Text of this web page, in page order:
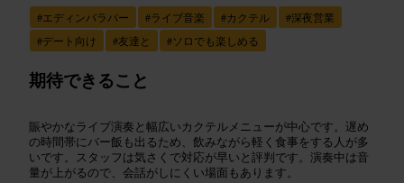
#エディンバラバー #ライブ音楽 #カクテル #深夜営業
#デート向け #友達と #ソロでも楽しめる
期待できること
賑やかなライブ演奏と幅広いカクテルメニューが中心です。遅め
の時間帯にバー飯も出るため、飲みながら軽く食事をする人が多
いです。スタッフは気さくで対応が早いと評判です。演奏中は音
量が上がるので、会話がしにくい場面もあります。